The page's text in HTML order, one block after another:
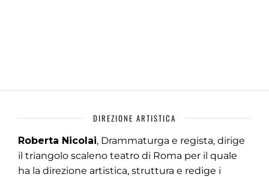
DIREZIONE ARTISTICA
Roberta Nicolai, Drammaturga e regista, dirige
il triangolo scaleno teatro di Roma per il quale
ha la direzione artistica, struttura e redige i